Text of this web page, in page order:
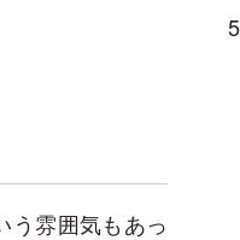
う雰囲気もあっ